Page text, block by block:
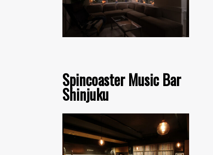
Spincoaster Music Bar
Shinjuku